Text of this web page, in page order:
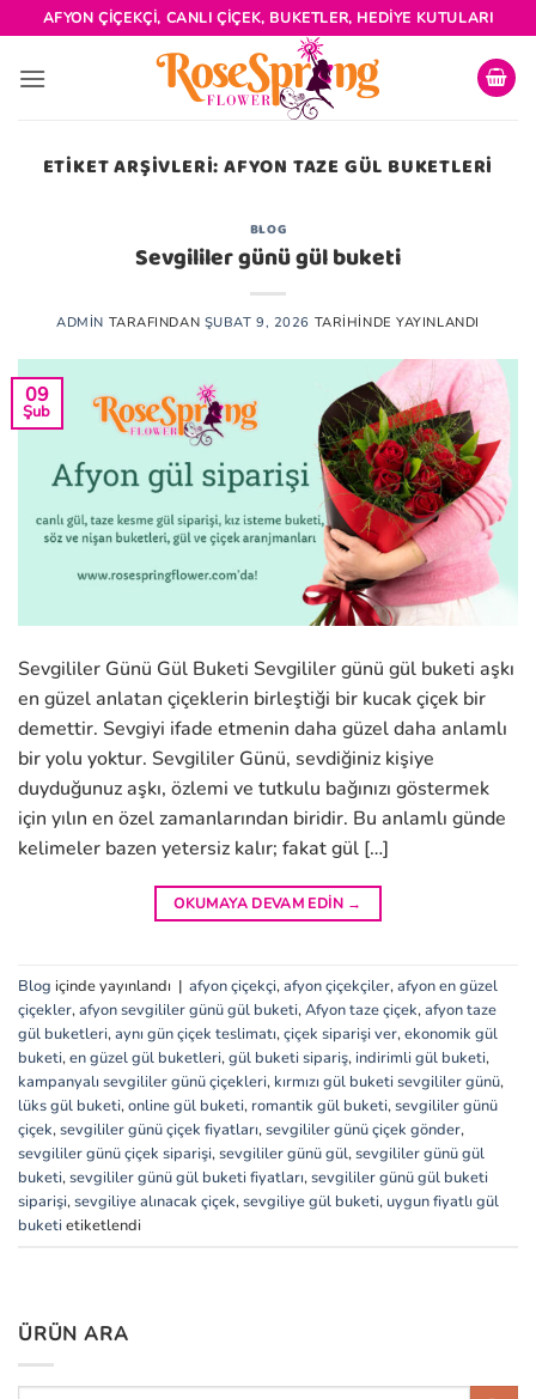
İçeriğe
atla
AFYON ÇIÇEKÇI, CANLI ÇIÇEK, BUKETLER, HEDIYE KUTULARI
ETIKET ARŞIVLERI:AFYON TAZE GÜL BUKETLERI
BLOG
Sevgililer günü gül buketi
ADMIN TARAFINDAN ŞUBAT 9, 2026 TARIHINDE YAYINLANDI
09
Şub
Sevgililer Günü Gül Buketi Sevgililer günü gül buketi aşkı
en güzel anlatan çiçeklerin birleştiği bir kucak çiçek bir
demettir. Sevgiyi ifade etmenin daha güzel daha anlamlı
bir yolu yoktur. Sevgililer Günü, sevdiğiniz kişiye
duyduğunuz aşkı, özlemi ve tutkulu bağınızı göstermek
için yılın en özel zamanlarından biridir. Bu anlamlı günde
kelimeler bazen yetersiz kalır; fakat gül […]
OKUMAYA DEVAM EDIN →
Blog içinde yayınlandı | afyon çiçekçi,afyon çiçekçiler,afyon en güzel
çiçekler,afyon sevgililer günü gül buketi,Afyon taze çiçek,afyon taze
gül buketleri,aynı gün çiçek teslimatı,çiçek siparişi ver,ekonomik gül
buketi,en güzel gül buketleri,gül buketi sipariş, indirimli gül buketi,
kampanyalı sevgililer günü çiçekleri, kırmızı gül buketi sevgililer günü,
lüks gül buketi,online gül buketi, romantik gül buketi,sevgililer günü
çiçek,sevgililer günü çiçek fiyatları,sevgililer günü çiçek gönder,
sevgililer günü çiçek siparişi,sevgililer günü gül,sevgililer günü gül
buketi,sevgililer günü gül buketi fiyatları,sevgililer günü gül buketi
siparişi,sevgiliye alınacak çiçek,sevgiliye gül buketi, uygun fiyatlı gül
buketi etiketlendi
ÜRÜN ARA